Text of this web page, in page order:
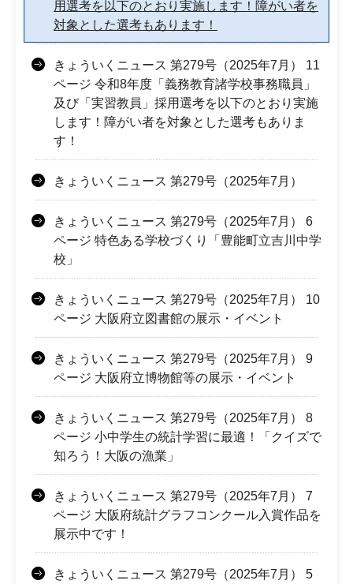
用選考を以下のとおり実施します！障がい者を
対象とした選考もあります！
きょういくニュース 第279号（2025年7月） 11
ページ 令和8年度「義務教育諸学校事務職員」
及び「実習教員」採用選考を以下のとおり実施
します！障がい者を対象とした選考もありま
す！
きょういくニュース 第279号（2025年7月）
きょういくニュース 第279号（2025年7月） 6
ページ 特色ある学校づくり「豊能町立吉川中学
校」
きょういくニュース 第279号（2025年7月） 10
ページ 大阪府立図書館の展示・イベント
きょういくニュース 第279号（2025年7月） 9
ページ 大阪府立博物館等の展示・イベント
きょういくニュース 第279号（2025年7月） 8
ページ 小中学生の統計学習に最適！「クイズで
知ろう！大阪の漁業」
きょういくニュース 第279号（2025年7月） 7
ページ 大阪府統計グラフコンクール入賞作品を
展示中です！
きょういくニュース 第279号（2025年7月） 5